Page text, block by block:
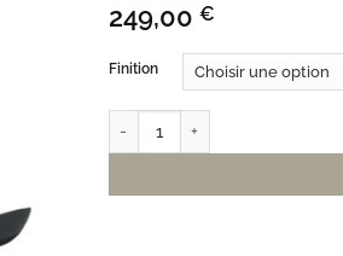
249,00 €
Finition